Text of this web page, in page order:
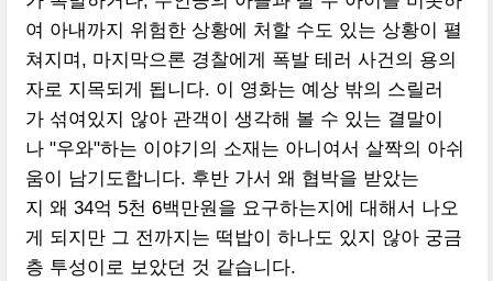
여 아내까지 위험한 상황에 처할 수도 있는 상황이 펼
쳐지며, 마지막으론 경찰에게 폭발 테러 사건의 용의
자로 지목되게 됩니다. 이 영화는 예상 밖의 스릴러
가 섞여있지 않아 관객이 생각해 볼 수 있는 결말이
나 "우와"하는 이야기의 소재는 아니여서 살짝의 아쉬
움이 남기도합니다. 후반 가서 왜 협박을 받았는
지 왜 34억 5천 6백만원을 요구하는지에 대해서 나오
게 되지만 그 전까지는 떡밥이 하나도 있지 않아 궁금
층 투성이로 보았던 것 같습니다.